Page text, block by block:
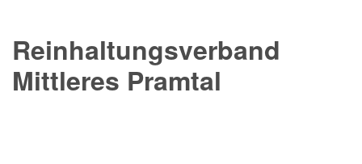
Reinhaltungsverband
Mittleres Pramtal